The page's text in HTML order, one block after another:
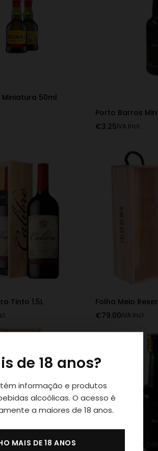
Miniatura 50ml
Porto Barros
€3.25IVA Incl.
Tinto 1,5L
Folha Meio
€79.00IVA Incl.
de 18 anos?
informação e produtos
alcoólicas. O acesso é
a maiores de 18 anos.
MAIS DE 18 ANOS